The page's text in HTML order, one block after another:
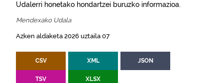
Udalerri honetako hondartzei buruzko informazioa.
Mendexako Udala
Azken aldaketa 2026 uztaila 07
CSV XML JSON
TSV XLSX